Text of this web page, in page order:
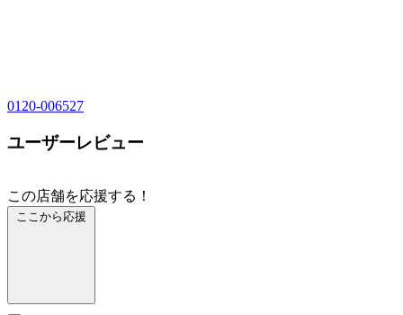
0120-006527
ユーザーレビュー
この店舗を応援する！
ここから応援